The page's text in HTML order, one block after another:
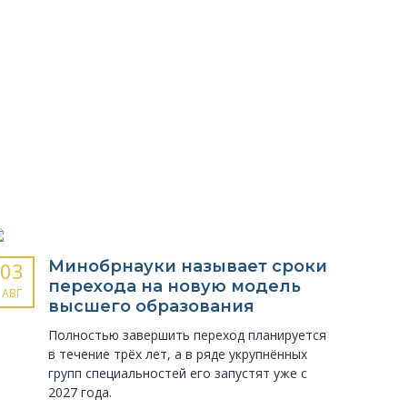
03
АВГ
Минобрнауки называет сроки
перехода на новую модель
высшего образования
Полностью завершить переход планируется
в течение трёх лет, а в ряде укрупнённых
групп специальностей его запустят уже с
2027 года.